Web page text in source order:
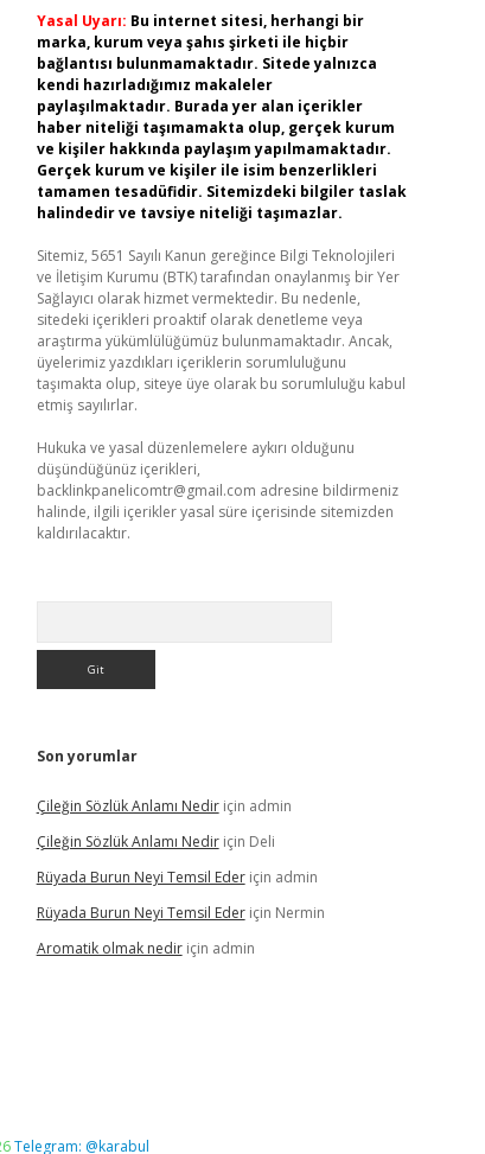
Yasal Uyarı: Bu internet sitesi, herhangi bir
marka, kurum veya şahıs şirketi ile hiçbir
bağlantısı bulunmamaktadır. Sitede yalnızca
kendi hazırladığımız makaleler
paylaşılmaktadır. Burada yer alan içerikler
haber niteliği taşımamakta olup, gerçek kurum
ve kişiler hakkında paylaşım yapılmamaktadır.
Gerçek kurum ve kişiler ile isim benzerlikleri
tamamen tesadüfidir. Sitemizdeki bilgiler taslak
halindedir ve tavsiye niteliği taşımazlar.
Sitemiz, 5651 Sayılı Kanun gereğince Bilgi Teknolojileri
ve İletişim Kurumu (BTK) tarafından onaylanmış bir Yer
Sağlayıcı olarak hizmet vermektedir. Bu nedenle,
sitedeki içerikleri proaktif olarak denetleme veya
araştırma yükümlülüğümüz bulunmamaktadır. Ancak,
üyelerimiz yazdıkları içeriklerin sorumluluğunu
taşımakta olup, siteye üye olarak bu sorumluluğu kabul
etmiş sayılırlar.
Hukuka ve yasal düzenlemelere aykırı olduğunu
düşündüğünüz içerikleri,
backlinkpanelicomtr@gmail.com adresine bildirmeniz
halinde, ilgili içerikler yasal süre içerisinde sitemizden
kaldırılacaktır.
Son yorumlar
Çileğin Sözlük Anlamı Nediriçin admin
Çileğin Sözlük Anlamı Nediriçin Deli
Rüyada Burun Neyi Temsil Ederiçin admin
Rüyada Burun Neyi Temsil Ederiçin Nermin
Aromatik olmak nediriçin admin
Telegram: @karabul